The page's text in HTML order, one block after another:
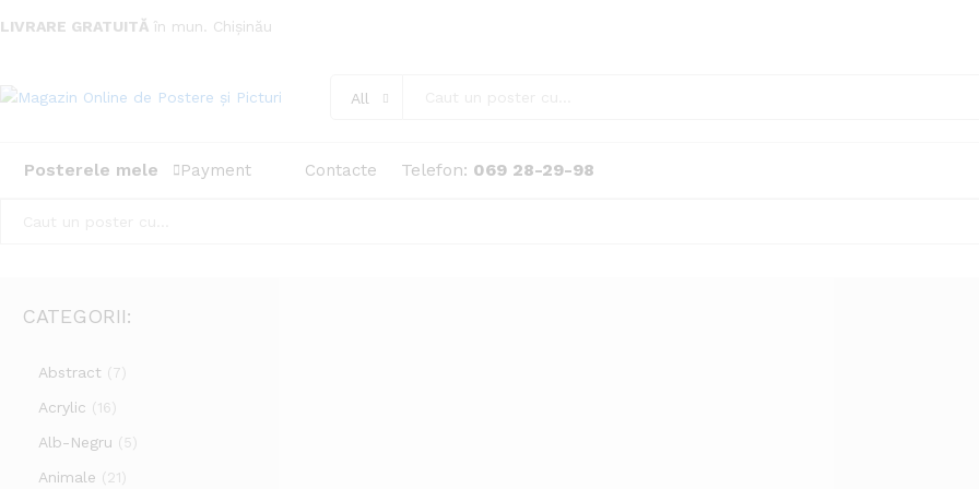
LIVRARE GRATUITĂ în mun. Chișinău
All
Posterele mele Payment Contacte Telefon: 069 28-29-98
CATEGORII:
Abstract (7)
Acrylic (16)
Alb-Negru (5)
Animale (21)